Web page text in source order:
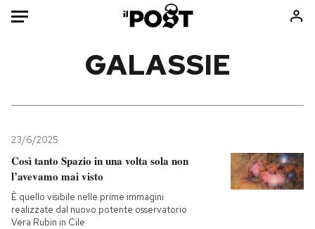
Mondo
Politica
Tecnologia
Internet
Scienza
Consumismi
GALASSIE
23/6/2025
Così tanto Spazio in una volta sola non
l’avevamo mai visto
È quello visibile nelle prime immagini
realizzate dal nuovo potente osservatorio
Vera Rubin in Cile